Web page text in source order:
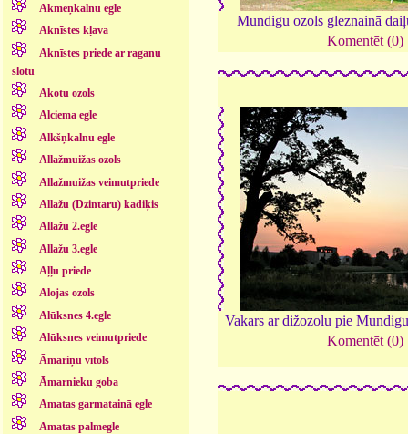
Akmeņkalnu egle
Aknīstes kļava
Aknīstes priede ar raganu
slotu
Akotu ozols
Alciema egle
Alkšņkalnu egle
Allažmuižas ozols
Allažmuižas veimutpriede
Allažu (Dzintaru) kadiķis
Allažu 2.egle
Allažu 3.egle
Aļļu priede
Alojas ozols
Alūksnes 4.egle
Alūksnes veimutpriede
Āmariņu vītols
Āmarnieku goba
Amatas garmatainā egle
Amatas palmegle
Mundigu ozols gleznainā
Komentēt (0)
Vakars ar dižozolu pie
Komentēt (0)